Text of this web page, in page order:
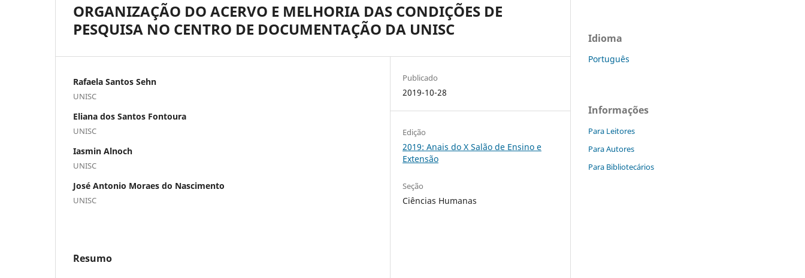
ORGANIZAÇÃO DO ACERVO E MELHORIA DAS CONDIÇÕES DE
PESQUISA NO CENTRO DE DOCUMENTAÇÃO DA UNISC
Rafaela Santos Sehn
UNISC
Eliana dos Santos Fontoura
UNISC
Iasmin Alnoch
UNISC
José Antonio Moraes do Nascimento
UNISC
Resumo
Publicado
2019-10-28
Edição
2019: Anais do X Salão de Ensino e
Extensão
Seção
Ciências Humanas
Idioma
Português
Informações
Para Leitores
Para Autores
Para Bibliotecários